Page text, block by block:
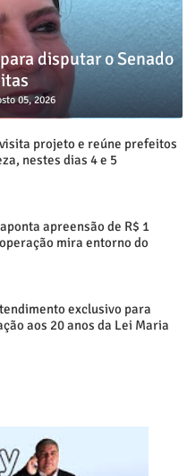
disputar o Senado
05, 2026
projeto e reúne prefeitos
nestes dias 4 e 5
apreensão de R$ 1
mira entorno do
exclusivo para
aos 20 anos da Lei Maria
e (5), de agosto em Juazeiro